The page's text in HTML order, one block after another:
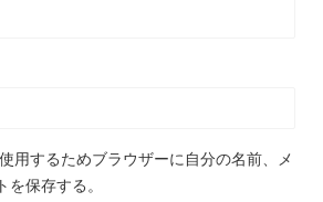
用するためブラウザーに自分の名前、メ
保存する。